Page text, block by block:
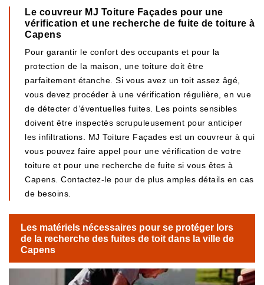
Le couvreur MJ Toiture Façades pour une
vérification et une recherche de fuite de toiture à
Capens
Pour garantir le confort des occupants et pour la
protection de la maison, une toiture doit être
parfaitement étanche. Si vous avez un toit assez âgé,
vous devez procéder à une vérification régulière, en vue
de détecter d’éventuelles fuites. Les points sensibles
doivent être inspectés scrupuleusement pour anticiper
les infiltrations. MJ Toiture Façades est un couvreur à qui
vous pouvez faire appel pour une vérification de votre
toiture et pour une recherche de fuite si vous êtes à
Capens. Contactez-le pour de plus amples détails en cas
de besoins.
Les matériels nécessaires pour se protéger lors
de la recherche des fuites de toit dans la ville de
Capens